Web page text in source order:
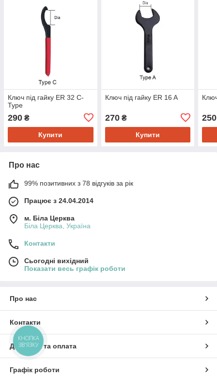
Ключ під гайку ER 32 С-
Type
290 ₴
Купити
Ключ під гайку ER 16 A
270₴
Купити
250
Про нас
99% позитивних з 78 відгуків за рік
Працює з 24.04.2014
м. Біла Церква
Біла Церква, Україна
Контакти
Сьогодні вихідний
Показати весь графік роботи
Про нас
Контакти
Доставка та оплата
Графік роботи
КНОПКА
ЗВ'ЯЗКУ